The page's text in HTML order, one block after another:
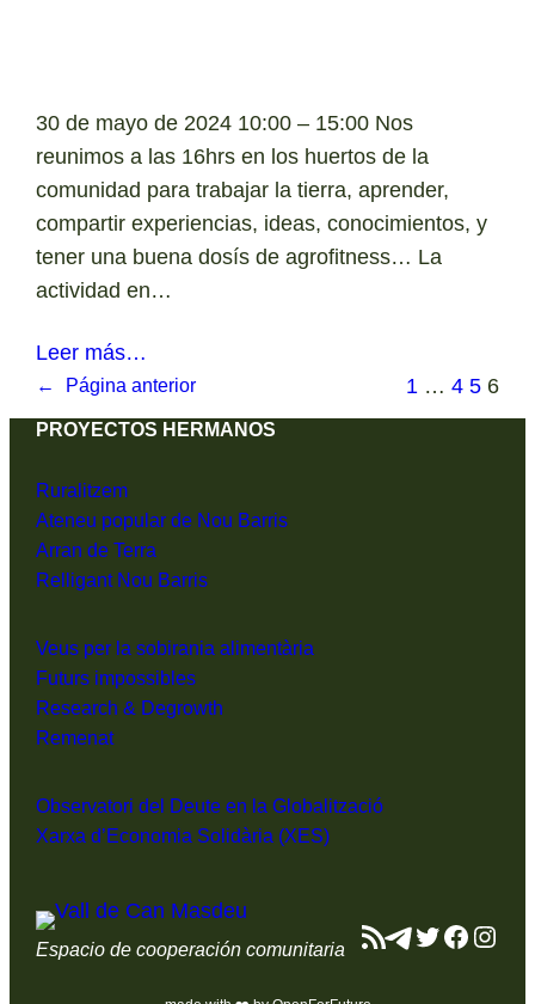
30 de mayo de 2024 10:00 – 15:00 Nos
reunimos a las 16hrs en los huertos de la
comunidad para trabajar la tierra, aprender,
compartir experiencias, ideas, conocimientos, y
tener una buena dosís de agrofitness… La
actividad en…
Leer más…
← Página anterior 1 … 4 5 6
PROYECTOS HERMANOS
Ruralitzem
Ateneu popular de Nou Barris
Arran de Terra
Relligant Nou Barris
Veus per la sobirania alimentària
Futurs impossibles
Research & Degrowth
Remenat
Observatori del Deute en la Globalització
Xarxa d’Economia Solidària (XES)
Espacio de cooperación comunitaria Feed RSSTelegram
Twitter